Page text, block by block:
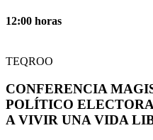
12:00 horas
TEQROO
CONFERENCIA
POLÍTICO
A VIVIR UNA VIDA